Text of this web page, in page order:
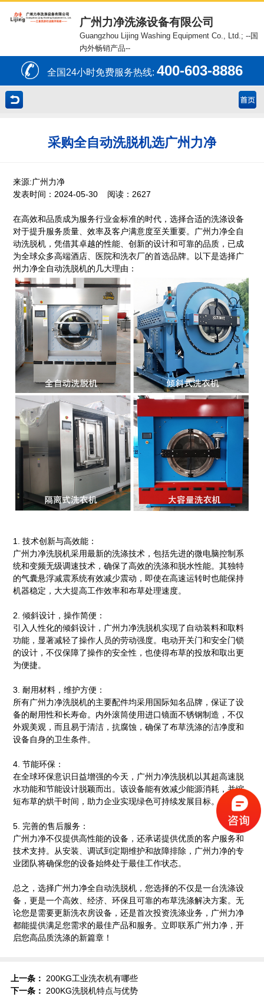
广州力净洗涤设备有限公司
Guangzhou Lijing Washing Equipment Co., Ltd.; --国
内外畅销产品--
全国24小时免费服务热线:400-603-8886
采购全自动洗脱机选广州力净
来源:广州力净
发表时间：2024-05-30 阅读：2627
在高效和品质成为服务行业金标准的时代，选择合适的洗涤设备
对于提升服务质量、效率及客户满意度至关重要。广州力净全自
动洗脱机，凭借其卓越的性能、创新的设计和可靠的品质，已成
为全球众多高端酒店、医院和洗衣厂的首选品牌。以下是选择广
州 力净全自动洗脱机的几大理由：
1. 技术创新与高效能：
广州力净洗脱机采用最新的洗涤技术，包括先进的微电脑控制系
统和变频无级调速技术，确保了高效的洗涤和脱水性能。其独特
的气囊悬浮减震系统有效减少震动，即使在高速运转时也能保持
机器稳定，大大提高工作效率和布草处理速度。
2. 倾斜设计，操作简便：
引入人性化的倾斜设计，广州力净洗脱机实现了自动装料和取料
功能，显著减轻了操作人员的劳动强度。电动开关门和安全门锁
的设计，不仅保障了操作的安全性，也使得布草的投放和取出更
为便捷。
3. 耐用材料，维护方便：
所有广州力净洗脱机的主要配件均采用国际知名品牌，保证了设
备的耐用性和长寿命。内外滚筒使用进口镜面不锈钢制造，不仅
外观美观，而且易于清洁，抗腐蚀，确保了布草洗涤的洁净度和
设备自身的卫生条件。
4. 节能环保：
在全球环保意识日益增强的今天，广州力净洗脱机以其超高速脱
水功能和节能设计脱颖而出。该设备能有效减少能源消耗，并缩
短布草的烘干时间，助力企业实现绿色可持续发展目标。
5. 完善的售后服务：
广州力净不仅提供高性能的设备，还承诺提供优质的客户服务和
技术支持。从安装、调试到定期维护和故障排除，广州力净的专
业团队将确保您的设备始终处于最佳工作状态。
总之，选择广州力净全自动洗脱机，您选择的不仅是一台洗涤设
备，更是一个高效、经济、环保且可靠的布草洗涤解决方案。无
论您是需要更新洗衣房设备，还是首次投资洗涤业务，广州力净
都能提供满足您需求的最佳产品和服务。立即联系广州力净，开
启您高品质洗涤的新篇章！
上一条：
200KG工业洗衣机有哪些
下一条：
200KG洗脱机特点与优势